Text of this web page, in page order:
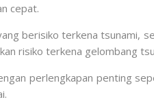
cepat.
berisiko terkena tsunami,
risiko terkena gelombang
perlengkapan penting